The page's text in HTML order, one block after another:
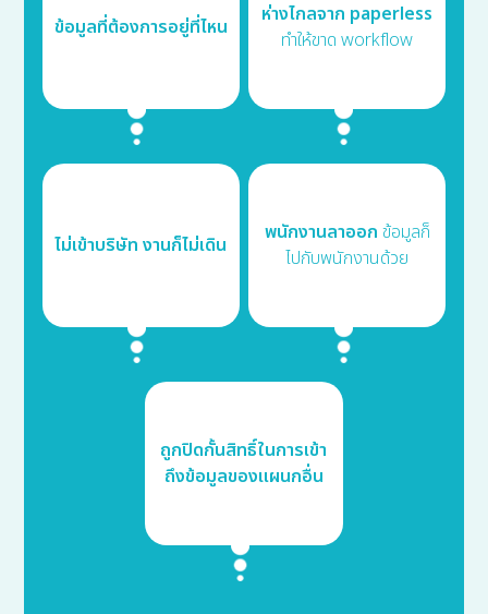
ข้อมูลที่ต้องการอยู่ที่ไหน
ห่างไกลจาก paperless
ทำให้ขาด workflow
ไม่เข้าบริษัท งานก็ไม่เดิน พนักงานลาออก ข้อมูลก็
ไปกับพนักงานด้วย
ถูกปิดกั้นสิทธิ์ในการเข้า
ถึงข้อมูลของแผนกอื่น